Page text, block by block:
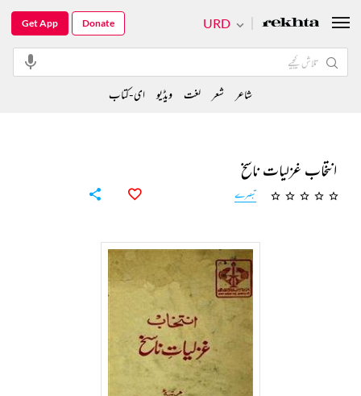
انتخاب غزلیات ناسخ
تبصرے
URD
Get App Donate
شاعر شعر لغت ویڈیو ای-کتاب